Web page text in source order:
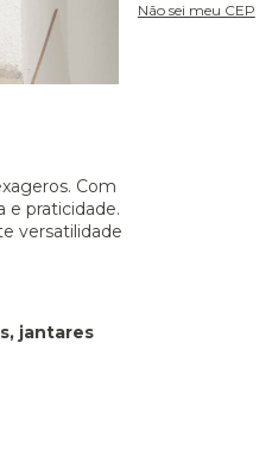
Não sei meu CEP
Com
e praticidade.
versatilidade
jantares